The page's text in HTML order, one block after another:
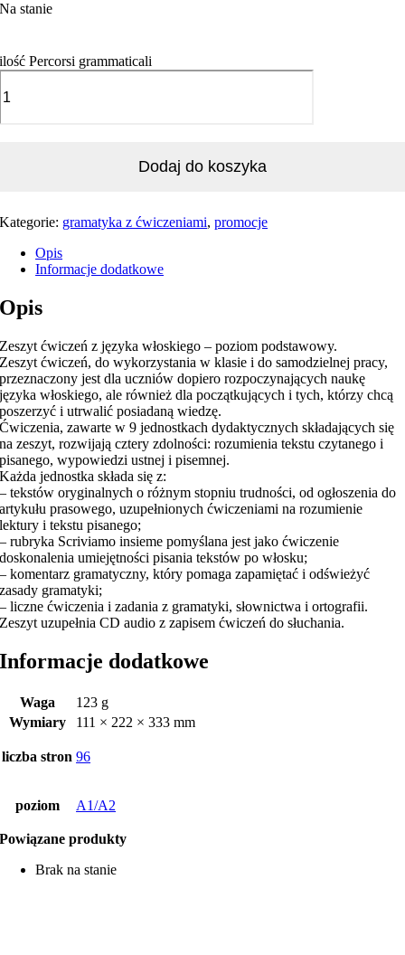
Na stanie
ilość Percorsi grammaticali
Dodaj do koszyka
Kategorie: gramatyka z ćwiczeniami,promocje
Opis
Informacje dodatkowe
Opis
Zeszyt ćwiczeń z języka włoskiego – poziom podstawowy.
Zeszyt ćwiczeń, do wykorzystania w klasie i do samodzielnej pracy,
przeznaczony jest dla uczniów dopiero rozpoczynających naukę
języka włoskiego, ale również dla początkujących i tych, którzy chcą
poszerzyć i utrwalić posiadaną wiedzę.
Ćwiczenia, zawarte w 9 jednostkach dydaktycznych składających się
na zeszyt, rozwijają cztery zdolności: rozumienia tekstu czytanego i
pisanego, wypowiedzi ustnej i pisemnej.
Każda jednostka składa się z:
– tekstów oryginalnych o różnym stopniu trudności, od ogłoszenia do
artykułu prasowego, uzupełnionych ćwiczeniami na rozumienie
lektury i tekstu pisanego;
– rubryka Scriviamo insieme pomyślana jest jako ćwiczenie
doskonalenia umiejętności pisania tekstów po włosku;
– komentarz gramatyczny, który pomaga zapamiętać i odświeżyć
zasady gramatyki;
– liczne ćwiczenia i zadania z gramatyki, słownictwa i ortografii.
Zeszyt uzupełnia CD audio z zapisem ćwiczeń do słuchania.
Informacje dodatkowe
Waga
123 g
Wymiary
111 × 222 × 333 mm
liczba stron 96
poziom A1/A2
Powiązane produkty
Brak na stanie